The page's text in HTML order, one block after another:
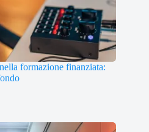
formazione finanziata: